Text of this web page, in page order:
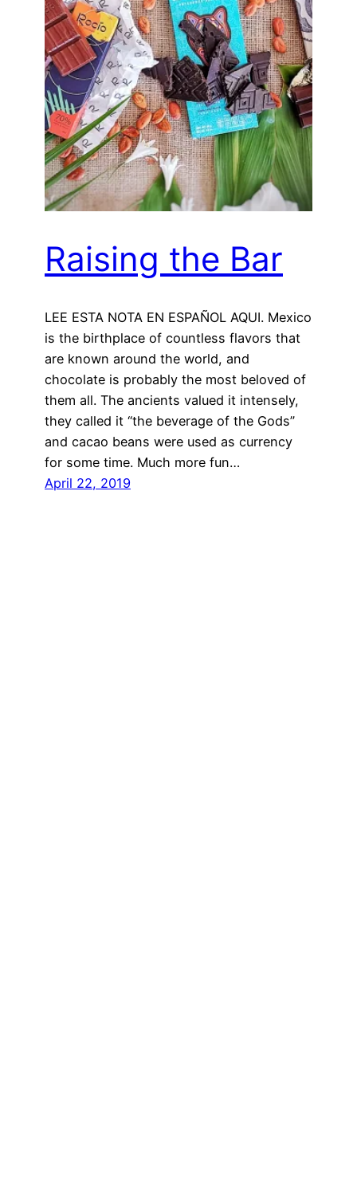
Raising the Bar
LEE ESTA NOTA EN ESPAÑOL AQUI. Mexico
is the birthplace of countless flavors that
are known around the world, and
chocolate is probably the most beloved of
them all. The ancients valued it intensely,
they called it “the beverage of the Gods”
and cacao beans were used as currency
for some time. Much more fun…
April 22, 2019